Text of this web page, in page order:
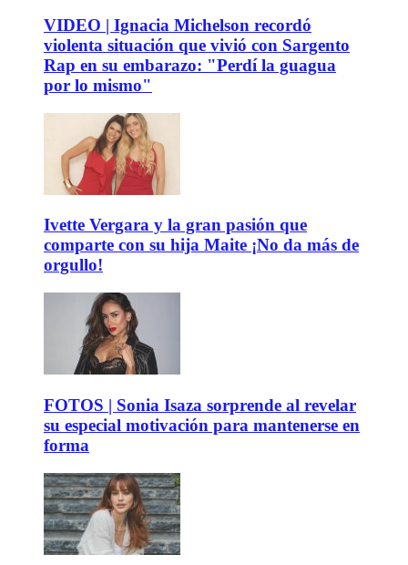
VIDEO | Ignacia Michelson recordó
violenta situación que vivió con Sargento
Rap en su embarazo: "Perdí la guagua
por lo mismo"
Ivette Vergara y la gran pasión que
comparte con su hija Maite ¡No da más de
orgullo!
FOTOS | Sonia Isaza sorprende al revelar
su especial motivación para mantenerse en
forma